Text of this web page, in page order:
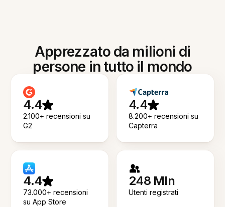
Apprezzato da milioni di
persone in tutto il mondo
4.4
2.100+ recensioni su
G2
4.4
8.200+ recensioni su
Capterra
4.4
73.000+ recensioni
su App Store
248 Mln
Utenti registrati